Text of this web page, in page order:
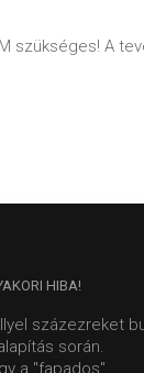
szükséges! A
HIBA!
százezreket
során.
a "fapados"